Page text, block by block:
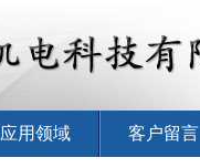
应用领域 客户留言